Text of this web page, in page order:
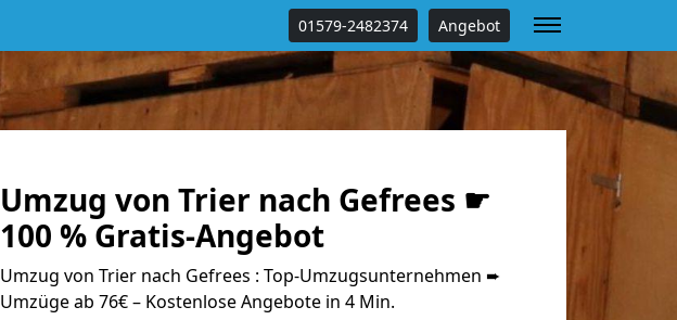
01579-2482374 Angebot
Umzug von Trier nach Gefrees ☛
100 % Gratis-Angebot
Umzug von Trier nach Gefrees : Top-Umzugsunternehmen ➨
Umzüge ab 76€ – Kostenlose Angebote in 4 Min.